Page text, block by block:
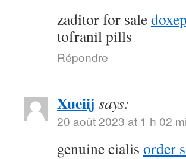
zaditor for sale
tofranil pills
Répondre
Xueiij says:
20 août 2023 at 1 h 02
genuine cialis order